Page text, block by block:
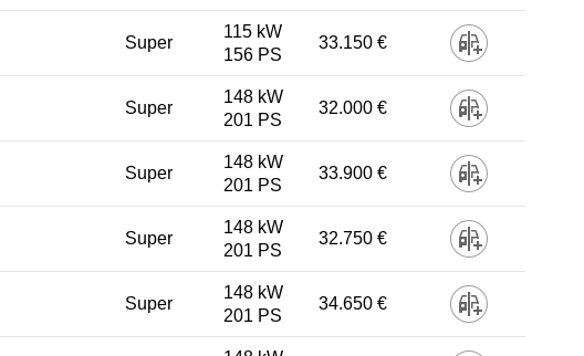
Super
115 kW
156 PS
33.150 €
Super
148 kW
201 PS
32.000 €
Super
148 kW
201 PS
33.900 €
Super
148 kW
201 PS
32.750 €
Super
148 kW
201 PS
34.650 €